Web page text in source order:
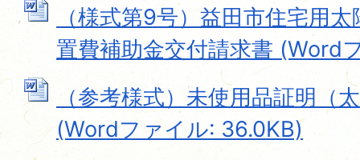
（様式第9号）益田市住宅用
置費補助金交付請求書 (Word
（参考様式）未使用品証明（
(Wordファイル: 36.0KB)